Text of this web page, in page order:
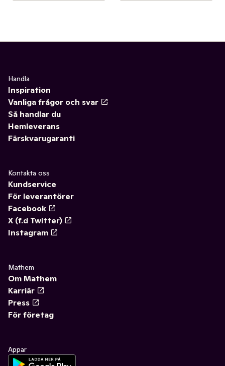
Handla
Inspiration
Vanliga frågor och svar
Så handlar du
Hemleverans
Färskvarugaranti
Kontakta oss
Kundservice
För leverantörer
Facebook
X (f.d Twitter)
Instagram
Mathem
Om Mathem
Karriär
Press
För företag
Appar